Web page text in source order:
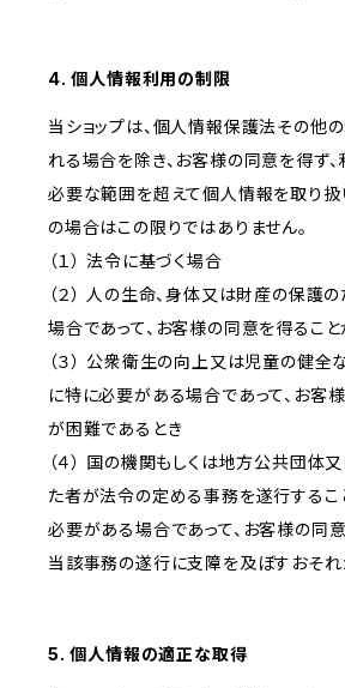
4. 個人情報利用の制限
当ショップは、個人情報保護法その他
れる場合を除き、お客様の同意を得ず
必要な範囲を超えて個人情報を取り扱
の場合はこの限りではありません。
（１） 法令に基づく場合
（２） 人の生命、身体又は財産の保護
場合であって、お客様の同意を得るこ
（３） 公衆衛生の向上又は児童の健全
に特に必要がある場合であって、お客
が困難であるとき
（４） 国の機関もしくは地方公共団体
た者が法令の定める事務を遂行するこ
必要がある場合であって、お客様の同
当該事務の遂行に支障を及ぼすおそれ
5. 個人情報の適正な取得